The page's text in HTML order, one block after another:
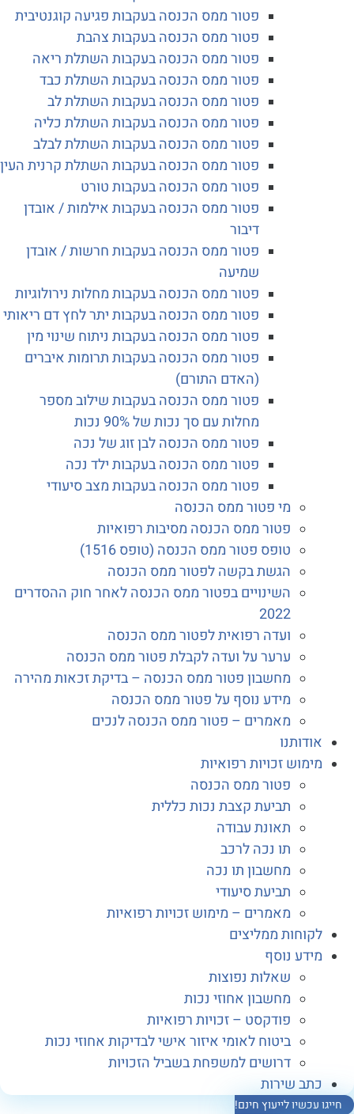
פטור ממס הכנסה בעקבות פגיעה קוגנטיבית
פטור ממס הכנסה בעקבות צהבת
פטור ממס הכנסה בעקבות השתלת ריאה
פטור ממס הכנסה בעקבות השתלת כבד
פטור ממס הכנסה בעקבות השתלת לב
פטור ממס הכנסה בעקבות השתלת כליה
פטור ממס הכנסה בעקבות השתלת לבלב
פטור ממס הכנסה בעקבות השתלת קרנית העין
פטור ממס הכנסה בעקבות טורט
פטור ממס הכנסה בעקבות אילמות / אובדן
פטור ממס הכנסה בעקבות חרשות / אובדן
פטור ממס הכנסה בעקבות מחלות נירולוגיות
פטור ממס הכנסה בעקבות יתר לחץ דם ריאותי
פטור ממס הכנסה בעקבות ניתוח שינוי מין
פטור ממס הכנסה בעקבות תרומות איברים
(האדם התורם)
פטור ממס הכנסה בעקבות שילוב מספר
מחלות עם סך נכות של 90% נכות
פטור ממס הכנסה לבן זוג של נכה
פטור ממס הכנסה בעקבות ילד נכה
פטור ממס הכנסה בעקבות מצב סיעודי
מי פטור ממס הכנסה
פטור ממס הכנסה מסיבות רפואיות
טופס פטור ממס הכנסה (טופס 1516)
הגשת בקשה לפטור ממס הכנסה
השינויים בפטור ממס הכנסה לאחר חוק ההסדרים
ועדה רפואית לפטור ממס הכנסה
ערער על ועדה לקבלת פטור ממס הכנסה
מחשבון פטור ממס הכנסה – בדיקת זכאות מהירה
מידע נוסף על פטור ממס הכנסה
מאמרים – פטור ממס הכנסה לנכים
זכויות רפואיות
פטור ממס הכנסה
תביעת קצבת נכות כללית
תאונת עבודה
תו נכה לרכב
מחשבון תו נכה
תביעת סיעודי
מאמרים – מימוש זכויות רפואיות
ממליצים
נוסף
שאלות נפוצות
מחשבון אחוזי נכות
פודקסט – זכויות רפואיות
ביטוח לאומי איזור אישי לבדיקות אחוזי נכות
דרושים למשפחת בשביל הזכויות
שירות
לייעוץ חינם!